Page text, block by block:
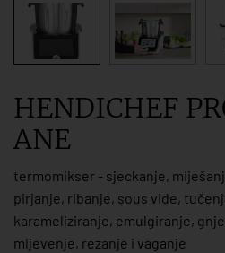
HENDICHEF
ANE
termomikser - sjeckanje,
pirjanje, ribanje, sous vide,
karameliziranje, emulgiranje,
mljevenje, rezanje i vaganje